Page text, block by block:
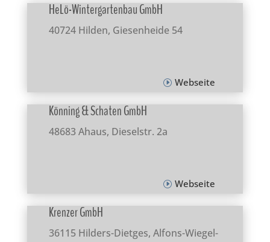
HeLö-Wintergartenbau GmbH
40724 Hilden, Giesenheide 54
Webseite
Könning & Schaten GmbH
48683 Ahaus, Dieselstr. 2a
Webseite
Krenzer GmbH
36115 Hilders-Dietges, Alfons-Wiegel-